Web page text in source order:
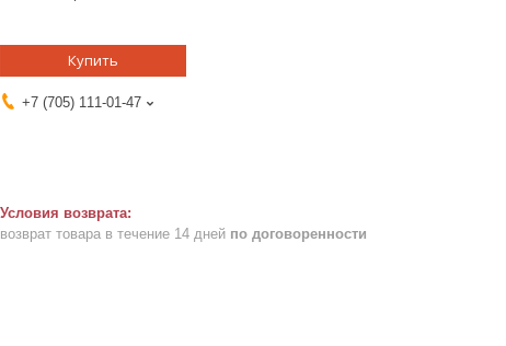
Купить
+7 (705) 111-01-47
возврат товара в течение 14 дней по договоренности